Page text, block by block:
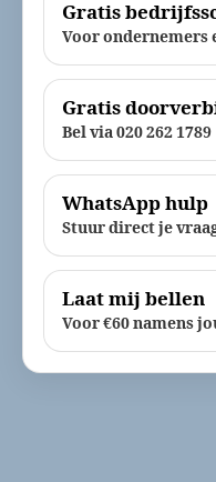
Gratis
Voor ondernemers
Gratis
Bel via 020 262 1789
WhatsApp hulp
Stuur direct je
Laat mij bellen
Voor €60 namens